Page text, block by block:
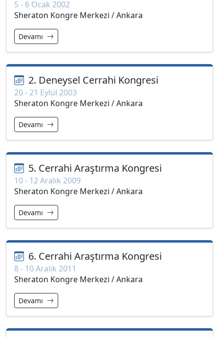
5 - 6 Ocak 2002
Sheraton Kongre Merkezi / Ankara
Devamı
2. Deneysel Cerrahi Kongresi
20 - 21 Eylül 2003
Sheraton Kongre Merkezi / Ankara
Devamı
5. Cerrahi Araştırma Kongresi
10 - 12 Aralık 2009
Sheraton Kongre Merkezi / Ankara
Devamı
6. Cerrahi Araştırma Kongresi
8 - 10 Aralık 2011
Sheraton Kongre Merkezi / Ankara
Devamı